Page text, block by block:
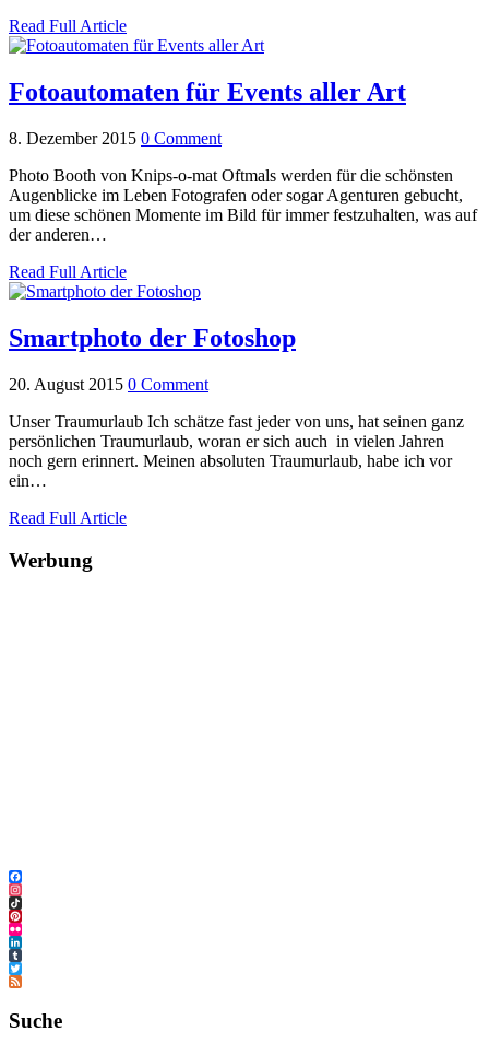
Read Full Article
Fotoautomaten für Events aller Art
8. Dezember 2015 0 Comment
Photo Booth von Knips-o-mat Oftmals werden für die schönsten
Augenblicke im Leben Fotografen oder sogar Agenturen gebucht,
um diese schönen Momente im Bild für immer festzuhalten, was auf
der anderen…
Read Full Article
Smartphoto der Fotoshop
20. August 2015 0 Comment
Unser Traumurlaub Ich schätze fast jeder von uns, hat seinen ganz
persönlichen Traumurlaub, woran er sich auch in vielen Jahren
noch gern erinnert. Meinen absoluten Traumurlaub, habe ich vor
ein…
Read Full Article
Werbung
Facebook
Instagram
TikTok
Pinterest
Flickr
LinkedIn
Tumblr
Twitter
Feed
Suche